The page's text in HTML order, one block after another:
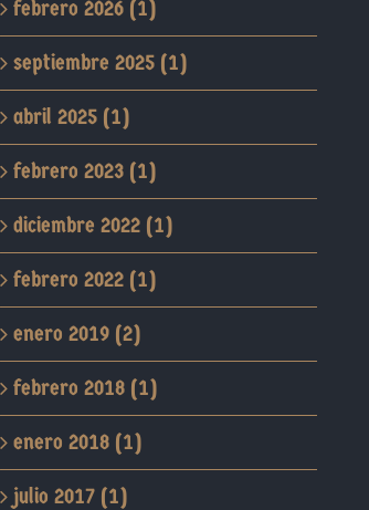
febrero 2026 (1)
septiembre 2025 (1)
abril 2025 (1)
febrero 2023 (1)
diciembre 2022 (1)
febrero 2022 (1)
enero 2019 (2)
febrero 2018 (1)
enero 2018 (1)
julio 2017 (1)